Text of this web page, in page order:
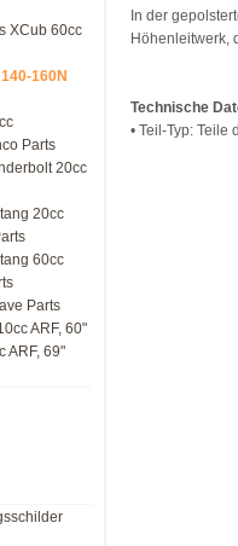
XCub 60cc
160N
Parts
20cc
20cc
60cc
Parts
ARF, 60"
ARF, 69"
In der
Höhenleitwerk,
Technische
• Teil-Typ: Teile